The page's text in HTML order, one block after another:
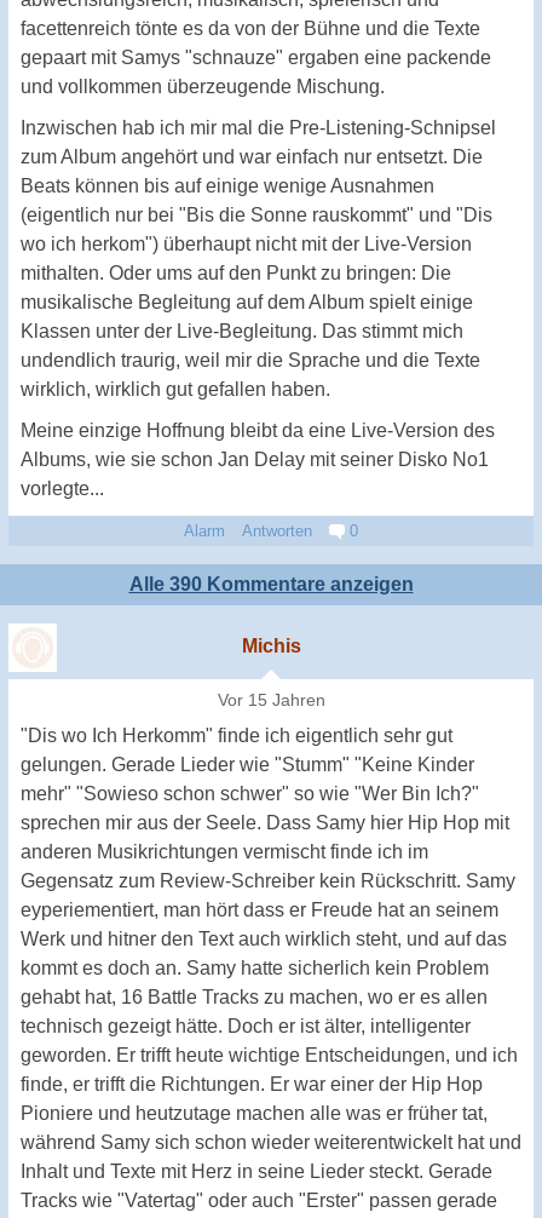
facettenreich tönte es da von der Bühne und die Texte
gepaart mit Samys "schnauze" ergaben eine packende
und vollkommen überzeugende Mischung.
Inzwischen hab ich mir mal die Pre-Listening-Schnipsel
zum Album angehört und war einfach nur entsetzt. Die
Beats können bis auf einige wenige Ausnahmen
(eigentlich nur bei "Bis die Sonne rauskommt" und "Dis
wo ich herkom") überhaupt nicht mit der Live-Version
mithalten. Oder ums auf den Punkt zu bringen: Die
musikalische Begleitung auf dem Album spielt einige
Klassen unter der Live-Begleitung. Das stimmt mich
undendlich traurig, weil mir die Sprache und die Texte
wirklich, wirklich gut gefallen haben.
Meine einzige Hoffnung bleibt da eine Live-Version des
Albums, wie sie schon Jan Delay mit seiner Disko No1
vorlegte...
Alarm Antworten 0
Alle 390 Kommentare anzeigen
Michis
Vor 15 Jahren
"Dis wo Ich Herkomm" finde ich eigentlich sehr gut
gelungen. Gerade Lieder wie "Stumm" "Keine Kinder
mehr" "Sowieso schon schwer" so wie "Wer Bin Ich?"
sprechen mir aus der Seele. Dass Samy hier Hip Hop mit
anderen Musikrichtungen vermischt finde ich im
Gegensatz zum Review-Schreiber kein Rückschritt. Samy
eyperiementiert, man hört dass er Freude hat an seinem
Werk und hitner den Text auch wirklich steht, und auf das
kommt es doch an. Samy hatte sicherlich kein Problem
gehabt hat, 16 Battle Tracks zu machen, wo er es allen
technisch gezeigt hätte. Doch er ist älter, intelligenter
geworden. Er trifft heute wichtige Entscheidungen, und ich
finde, er trifft die Richtungen. Er war einer der Hip Hop
Pioniere und heutzutage machen alle was er früher tat,
während Samy sich schon wieder weiterentwickelt hat und
Inhalt und Texte mit Herz in seine Lieder steckt. Gerade
Tracks wie "Vatertag" oder auch "Erster" passen gerade